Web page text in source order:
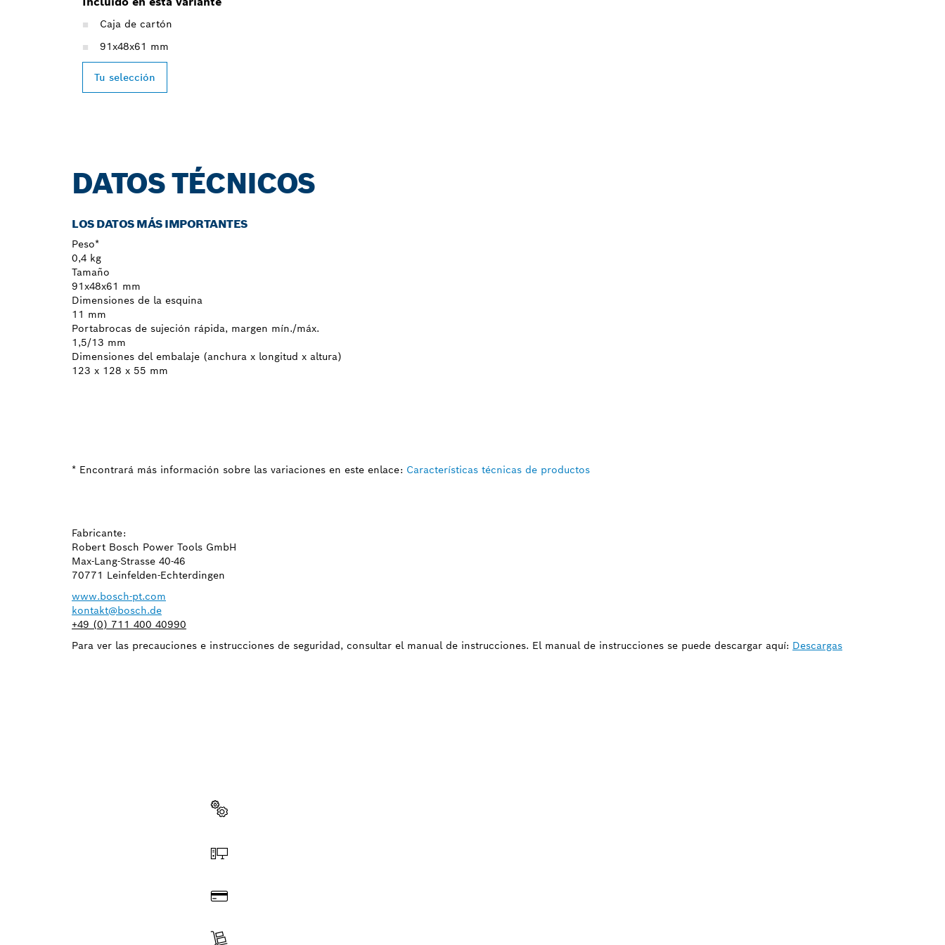
Caja de cartón
91x48x61 mm
Tu selección
DATOS TÉCNICOS
LOS DATOS MÁS IMPORTANTES
Peso*
0,4 kg
Tamaño
91x48x61 mm
Dimensiones de la esquina
11 mm
Portabrocas de sujeción rápida, margen mín./máx.
1,5/13 mm
Dimensiones del embalaje (anchura x longitud x altura)
123 x 128 x 55 mm
* Encontrará más información sobre las variaciones en este enlace: Características técnicas de productos
Fabricante:
Robert Bosch Power Tools GmbH
Max-Lang-Strasse 40-46
70771 Leinfelden-Echterdingen
www.bosch-pt.com
kontakt@bosch.de
+49 (0) 711 400 40990
Para ver las precauciones e instrucciones de seguridad, consultar el manual de instrucciones. El manual de instrucciones se puede descargar aquí: Descargas